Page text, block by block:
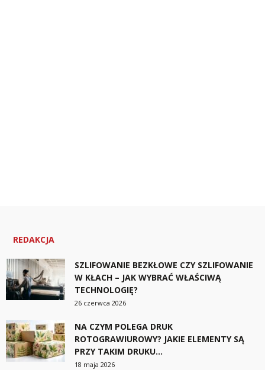
REDAKCJA
SZLIFOWANIE BEZKŁOWE CZY SZLIFOWANIE
W KŁACH – JAK WYBRAĆ WŁAŚCIWĄ
TECHNOLOGIĘ?
26 czerwca 2026
NA CZYM POLEGA DRUK
ROTOGRAWIUROWY? JAKIE ELEMENTY SĄ
PRZY TAKIM DRUKU...
18 maja 2026